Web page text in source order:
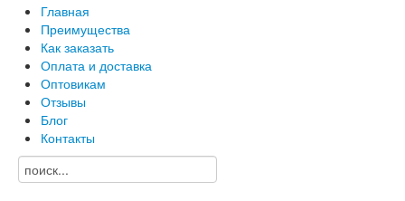
Главная
Преимущества
Как заказать
Оплата и доставка
Оптовикам
Отзывы
Блог
Контакты